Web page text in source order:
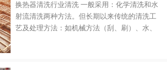
换热器清洗行业清洗 一般采用：化学清洗和水
射流清洗两种方法。但长期以来传统的清洗工
艺及处理方法：如机械方法（刮、刷）、水、